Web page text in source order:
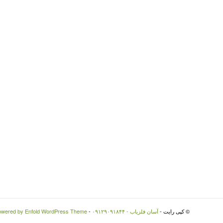
© کپی رایت -آسان فلزیاب - ۰۹۱۲۹۰۹۱۸۴۴ -
by Enfold WordPress Theme